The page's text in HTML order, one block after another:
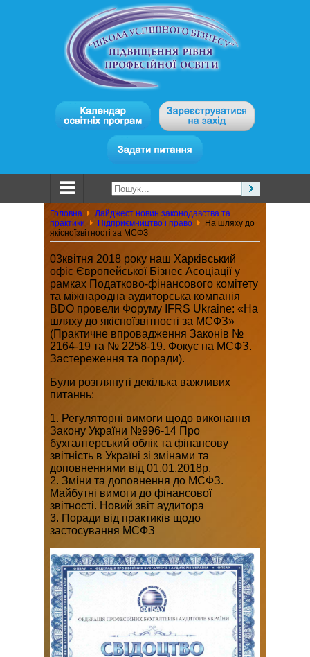
Головна
Дайджест новин законодавства та
практики
Підприємництво і право
На шляху до
якісноїзвітності за МСФЗ
03квітня 2018 року наш Харківський
офіс Європейської Бізнес Асоціації у
рамках Податково-фінансового комітету
та міжнародна аудиторська компанія
BDO провели Форуму IFRS Ukraine: «На
шляху до якісноїзвітності за МСФЗ»
(Практичне впровадження Законів №
2164-19 та № 2258-19. Фокус на МСФЗ.
Застереження та поради).
Були розглянуті декілька важливих
питаннь:
1. Регуляторні вимоги щодо виконання
Закону України №996-14 Про
бухгалтерський облік та фінансову
звітність в Україні зі змінами та
доповненнями від 01.01.2018р.
2. Зміни та доповнення до МСФЗ.
Майбутні вимоги до фінансової
звітності. Новий звіт аудитора
3. Поради від практиків щодо
застосування МСФЗ